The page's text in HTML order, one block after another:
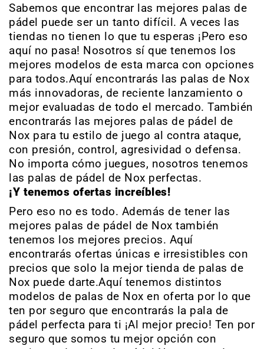
Sabemos que encontrar las mejores palas de
pádel puede ser un tanto difícil. A veces las
tiendas no tienen lo que tu esperas ¡Pero eso
aquí no pasa! Nosotros sí que tenemos los
mejores modelos de esta marca con opciones
para todos.Aquí encontrarás las palas de Nox
más innovadoras, de reciente lanzamiento o
mejor evaluadas de todo el mercado. También
encontrarás las mejores palas de pádel de
Nox para tu estilo de juego al contra ataque,
con presión, control, agresividad o defensa.
No importa cómo juegues, nosotros tenemos
las palas de pádel de Nox perfectas.
¡Y tenemos ofertas increíbles!
Pero eso no es todo. Además de tener las
mejores palas de pádel de Nox también
tenemos los mejores precios. Aquí
encontrarás ofertas únicas e irresistibles con
precios que solo la mejor tienda de palas de
Nox puede darte.Aquí tenemos distintos
modelos de palas de Nox en oferta por lo que
ten por seguro que encontrarás la pala de
pádel perfecta para ti ¡Al mejor precio! Ten por
seguro que somos tu mejor opción con